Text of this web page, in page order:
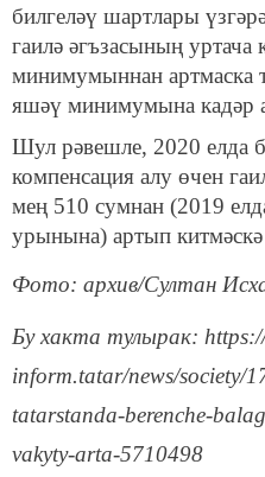
билгеләү шартлары
гаилә әгъзасының
минимумыннан артмаска
яшәү минимумына кадәр
Шул рәвешле, 2020 елда
компенсация алу өчен
мең 510 сумнан (2019
урынына) артып
Фото: архив/Султан
Бу хакта тулырак:
inform.tatar/news/society/
tatarstanda-berenche-
vakyty-arta-5710498